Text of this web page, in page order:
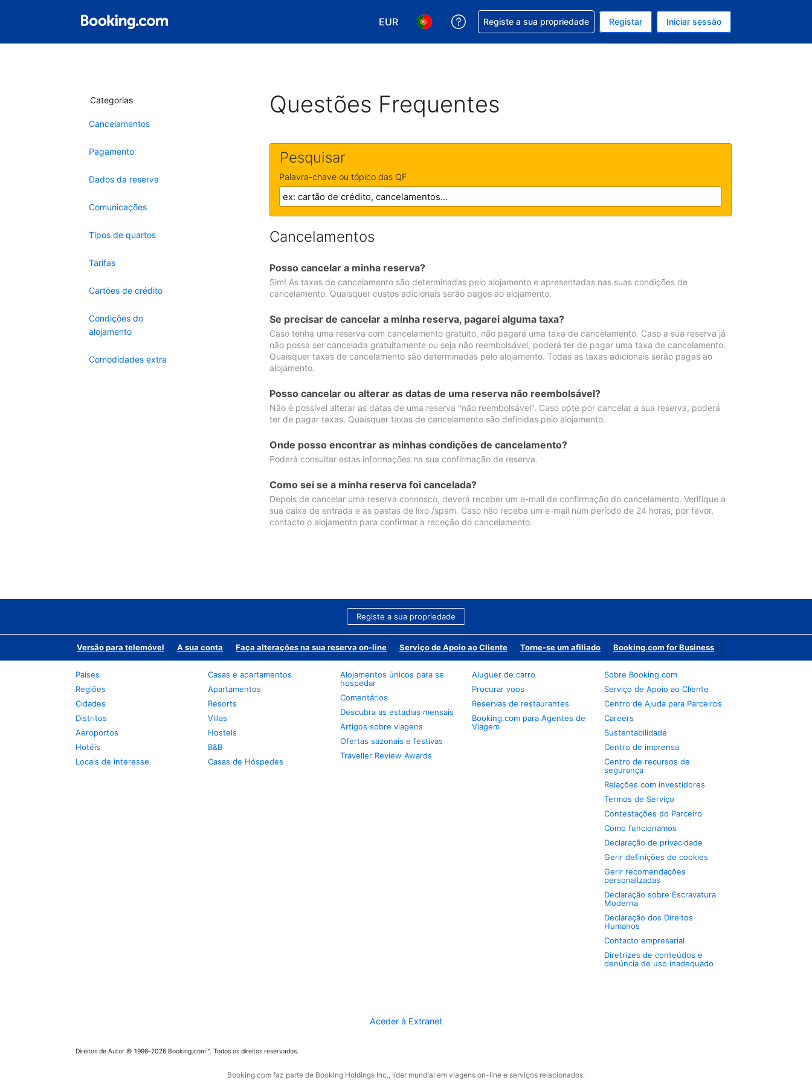
EUR
Escolha a sua moeda. A sua moeda atual é EUR
Escolha o seu idioma. O seu idioma atual é Português
Obtenha ajuda com a sua reserva
Registe a sua propriedade Registar Iniciar sessão
Categorias
Cancelamentos
Pagamento
Dados da reserva
Comunicações
Tipos de quartos
Tarifas
Cartões de crédito
Condições do
alojamento
Comodidades extra
Questões Frequentes
Pesquisar
Palavra-chave ou tópico das QF
Cancelamentos
Posso cancelar a minha reserva?
Sim! As taxas de cancelamento são determinadas pelo alojamento e apresentadas nas suas condições de
cancelamento. Quaisquer custos adicionais serão pagos ao alojamento.
Se precisar de cancelar a minha reserva, pagarei alguma taxa?
Caso tenha uma reserva com cancelamento gratuito, não pagará uma taxa de cancelamento. Caso a sua reserva já
não possa ser cancelada gratuitamente ou seja não reembolsável, poderá ter de pagar uma taxa de cancelamento.
Quaisquer taxas de cancelamento são determinadas pelo alojamento. Todas as taxas adicionais serão pagas ao
alojamento.
Posso cancelar ou alterar as datas de uma reserva não reembolsável?
Não é possível alterar as datas de uma reserva "não reembolsável". Caso opte por cancelar a sua reserva, poderá
ter de pagar taxas. Quaisquer taxas de cancelamento são definidas pelo alojamento.
Onde posso encontrar as minhas condições de cancelamento?
Poderá consultar estas informações na sua confirmação de reserva.
Como sei se a minha reserva foi cancelada?
Depois de cancelar uma reserva connosco, deverá receber um e-mail de confirmação do cancelamento. Verifique a
sua caixa de entrada e as pastas de lixo /spam. Caso não receba um e-mail num período de 24 horas, por favor,
contacto o alojamento para confirmar a receção do cancelamento.
Registe a sua propriedade
Versão para telemóvel A sua conta Faça alterações na sua reserva on-line Serviço de Apoio ao Cliente Torne-se um afiliado Booking.com for Business
Países
Regiões
Cidades
Distritos
Aeroportos
Hotéis
Locais de interesse
Casas e apartamentos
Apartamentos
Resorts
Villas
Hostels
B&B
Casas de Hóspedes
Alojamentos únicos para se
hospedar
Comentários
Descubra as estadias mensais
Artigos sobre viagens
Ofertas sazonais e festivas
Traveller Review Awards
Aluguer de carro
Procurar voos
Reservas de restaurantes
Booking.com para Agentes de
Viagem
Sobre Booking.com
Serviço de Apoio ao Cliente
Centro de Ajuda para Parceiros
Careers
Sustentabilidade
Centro de imprensa
Centro de recursos de
segurança
Relações com investidores
Termos de Serviço
Contestações do Parceiro
Como funcionamos
Declaração de privacidade
Gerir definições de cookies
Gerir recomendações
personalizadas
Declaração sobre Escravatura
Moderna
Declaração dos Direitos
Humanos
Contacto empresarial
Diretrizes de conteúdos e
denúncia de uso inadequado
Aceder à Extranet
Direitos de Autor © 1996–2026 Booking.com™. Todos os direitos reservados.
Booking.com faz parte de Booking Holdings Inc., líder mundial em viagens on-line e serviços relacionados.